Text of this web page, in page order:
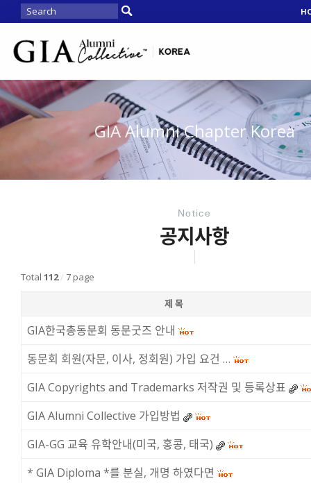
GIA Alumni Chapter Korea
Notice
공지사항
Total 112 / 7 page
제 목
GIA한국총동문회 동문굿즈 안내
동문회 회원(자문, 이사, 정회원) 가입 요건 …
GIA Copyrights and Trademarks 저작권 및 등록상표
GIA Alumni Collective 가입방법
GIA-GG 교육 유학안내(미국, 홍콩, 태국)
* GIA Diploma *를 분실, 개명 하였다면